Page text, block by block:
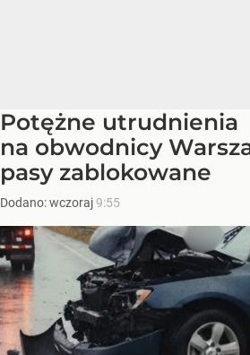
Potężne utrudnienia
na obwodnicy
pasy zablokowane
Dodano:wczoraj9:55